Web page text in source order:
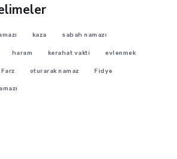
kaza sabah namazı
haram kerahat vakti evlenmek
Farz oturarak namaz Fidye